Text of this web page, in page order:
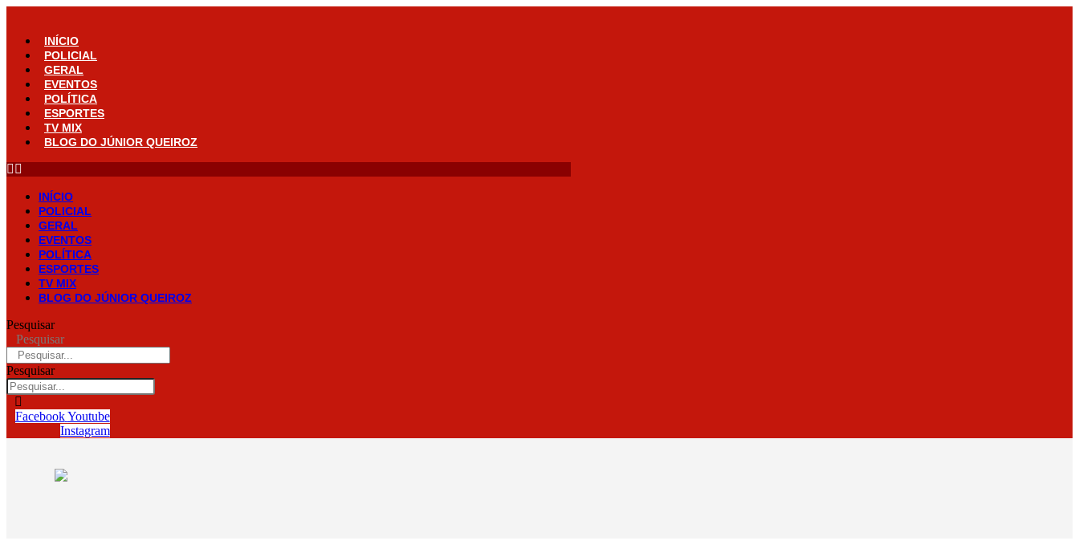
conteúdo
INÍCIO
POLICIAL
GERAL
EVENTOS
POLÍTICA
ESPORTES
TV MIX
BLOG DO JÚNIOR QUEIROZ
INÍCIO
POLICIAL
GERAL
EVENTOS
POLÍTICA
ESPORTES
TV MIX
BLOG DO JÚNIOR QUEIROZ
Pesquisar
Pesquisar
Pesquisar
Facebook Youtube
Instagram